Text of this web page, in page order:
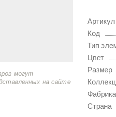
могут
на сайте
Артикул
Код
Тип
Цвет
Размер
Фабрика
Страна